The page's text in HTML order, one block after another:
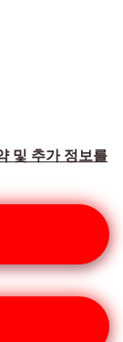
및 추가 정보를